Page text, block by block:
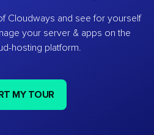
Cloudways and see for yourself
your server & apps on the
hosting platform.
MY TOUR